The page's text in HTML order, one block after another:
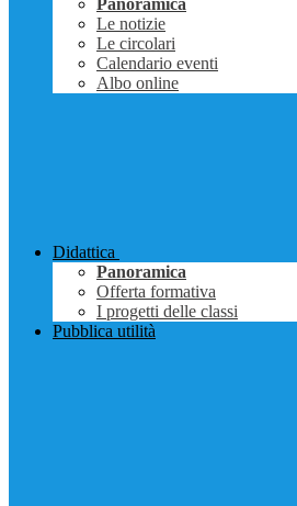
Panoramica
Le notizie
Le circolari
Calendario eventi
Albo online
Didattica
Panoramica
Offerta formativa
I progetti delle classi
Pubblica utilità